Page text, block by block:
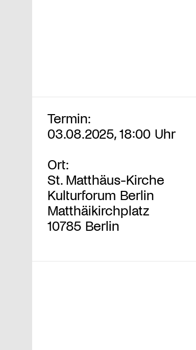
Termin:
03.08.2025, 18:00 Uhr
Ort:
St. Matthäus-Kirche
Kulturforum Berlin
Matthäikirchplatz
10785 Berlin